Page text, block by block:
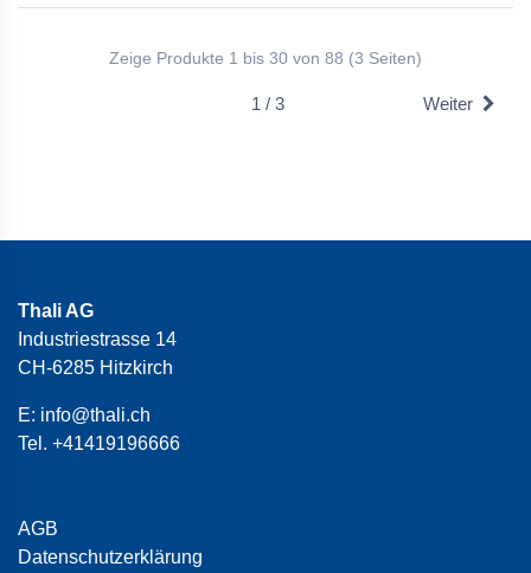
Zeige Produkte 1 bis 30 von 88 (3 Seiten)
1 / 3 Weiter
Thali AG
Industriestrasse 14
CH-6285 Hitzkirch
E: info@thali.ch
Tel. +41419196666
AGB
Datenschutzerklärung